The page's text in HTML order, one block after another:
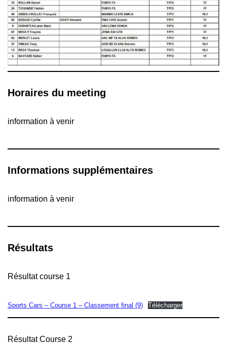
Horaires du meeting
information à venir
Informations supplémentaires
information à venir
Résultats
Résultat course 1
Sports Cars – Course 1 – Classement final (9) Télécharger
Résultat Course 2